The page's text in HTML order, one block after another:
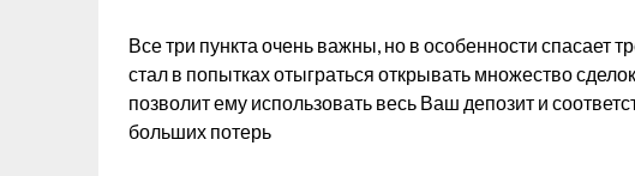
Все три пункта очень важны, но в особенности спасает
стал в попытках отыграться открывать множество
позволит ему использовать весь Ваш депозит и
больших потерь